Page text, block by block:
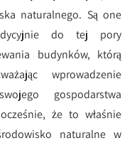
naturalnego. Są one
do tej pory
budynków, którą
wprowadzenie
gospodarstwa
że to właśnie
naturalne w